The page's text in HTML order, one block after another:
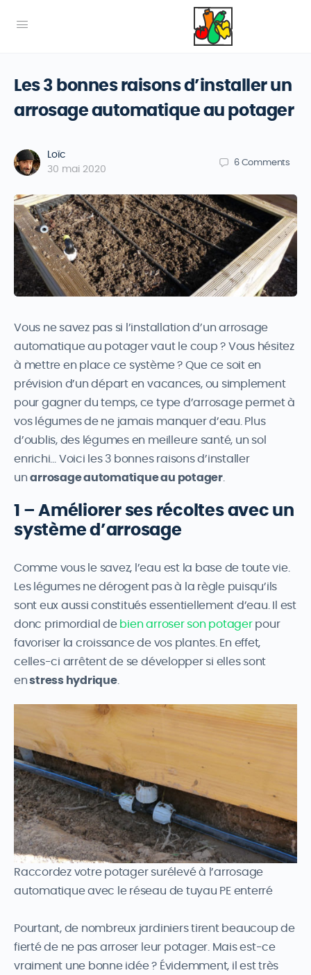
Les 3 bonnes raisons d’installer un
arrosage automatique au potager
Loïc
30 mai 2020
6 Comments
Vous ne savez pas si l’installation d’un arrosage
automatique au potager vaut le coup ? Vous hésitez
à mettre en place ce système ? Que ce soit en
prévision d’un départ en vacances, ou simplement
pour gagner du temps, ce type d’arrosage permet à
vos légumes de ne jamais manquer d’eau. Plus
d’oublis, des légumes en meilleure santé, un sol
enrichi… Voici les 3 bonnes raisons d’installer
unarrosage automatique au potager.
1 – Améliorer ses récoltes avec un
système d’arrosage
Comme vous le savez, l’eau est la base de toute vie.
Les légumes ne dérogent pas à la règle puisqu’ils
sont eux aussi constitués essentiellement d’eau. Il est
donc primordial de bien arroser son potagerpour
favoriser la croissance de vos plantes. En effet,
celles-ci arrêtent de se développer si elles sont
enstress hydrique.
Raccordez votre potager surélevé à l’arrosage
automatique avec le réseau de tuyau PE enterré
Pourtant, de nombreux jardiniers tirent beaucoup de
fierté de ne pas arroser leur potager. Mais est-ce
vraiment une bonne idée ? Évidemment, il est très